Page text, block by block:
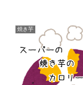
焼き芋